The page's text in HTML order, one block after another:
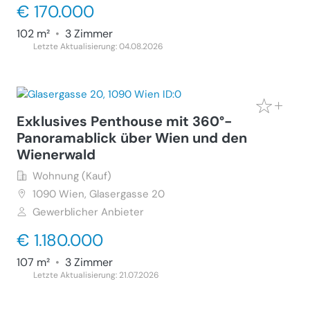
€ 170.000
102 m² • 3 Zimmer
Letzte Aktualisierung: 04.08.2026
Exklusives Penthouse mit 360°-
Panoramablick über Wien und den
Wienerwald
Wohnung (Kauf)
1090 Wien, Glasergasse 20
Gewerblicher Anbieter
€ 1.180.000
107 m² • 3 Zimmer
Letzte Aktualisierung: 21.07.2026